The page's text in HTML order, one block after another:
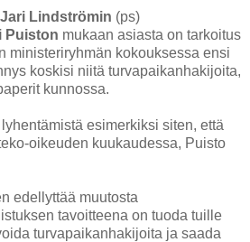
Jari Lindströmin (ps)
Puiston mukaan asiasta on tarkoitus
ministeriryhmän kokouksessa ensi
koskisi niitä turvapaikanhakijoita,
kunnossa.
esimerkiksi siten, että
oikeuden kuukaudessa, Puisto
edellyttää muutosta
tavoitteena on tuoda tuille
turvapaikanhakijoita ja saada